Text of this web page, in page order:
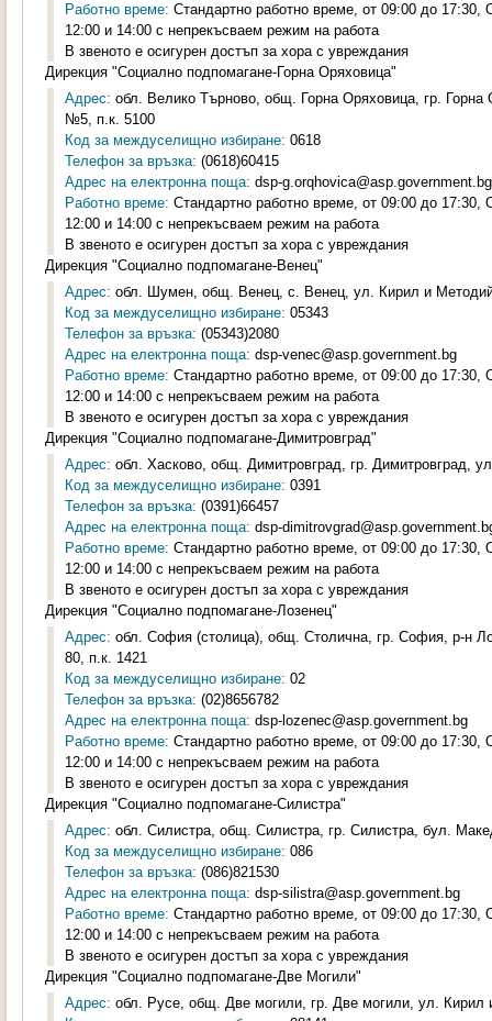
Работно време: Стандартно работно време, от 09:00 до
12:00 и 14:00 с непрекъсваем режим на работа
В звеното е осигурен достъп за хора с увреждания
Дирекция "Социално подпомагане-Горна Оряховица"
Адрес: обл. Велико Търново, общ. Горна Оряховица, гр.
№5, п.к. 5100
Код за междуселищно избиране: 0618
Телефон за връзка: (0618)60415
Адрес на електронна поща: dsp-g.orqhovica@asp.government.bg
Работно време: Стандартно работно време, от 09:00 до
12:00 и 14:00 с непрекъсваем режим на работа
В звеното е осигурен достъп за хора с увреждания
Дирекция "Социално подпомагане-Венец"
Адрес: обл. Шумен, общ. Венец, с. Венец, ул. Кирил и
Код за междуселищно избиране: 05343
Телефон за връзка: (05343)2080
Адрес на електронна поща: dsp-venec@asp.government.bg
Работно време: Стандартно работно време, от 09:00 до
12:00 и 14:00 с непрекъсваем режим на работа
В звеното е осигурен достъп за хора с увреждания
Дирекция "Социално подпомагане-Димитровград"
Адрес: обл. Хасково, общ. Димитровград, гр. Димитровград,
Код за междуселищно избиране: 0391
Телефон за връзка: (0391)66457
Адрес на електронна поща: dsp-
Работно време: Стандартно работно време, от 09:00 до
12:00 и 14:00 с непрекъсваем режим на работа
В звеното е осигурен достъп за хора с увреждания
Дирекция "Социално подпомагане-Лозенец"
Адрес: обл. София (столица), общ. Столична, гр. София, р-н
80, п.к. 1421
Код за междуселищно избиране: 02
Телефон за връзка: (02)8656782
Адрес на електронна поща: dsp-lozenec@asp.government.bg
Работно време: Стандартно работно време, от 09:00 до
12:00 и 14:00 с непрекъсваем режим на работа
В звеното е осигурен достъп за хора с увреждания
Дирекция "Социално подпомагане-Силистра"
Адрес: обл. Силистра, общ. Силистра, гр. Силистра, бул.
Код за междуселищно избиране: 086
Телефон за връзка: (086)821530
Адрес на електронна поща: dsp-silistra@asp.government.bg
Работно време: Стандартно работно време, от 09:00 до
12:00 и 14:00 с непрекъсваем режим на работа
В звеното е осигурен достъп за хора с увреждания
Дирекция "Социално подпомагане-Две Могили"
Адрес: обл. Русе, общ. Две могили, гр. Две могили, ул.